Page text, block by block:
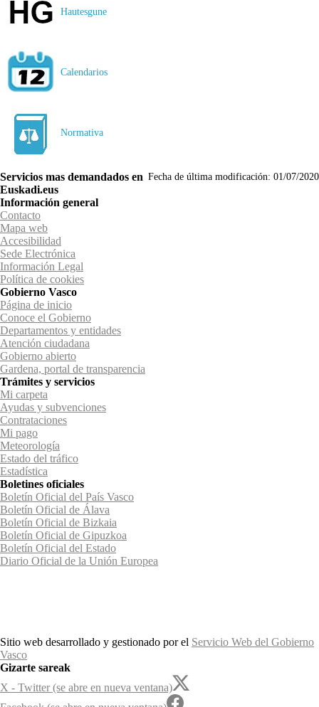
Hautesgune
Calendarios
Normativa
Fecha de última modificación: 01/07/2020
Servicios mas demandados en
Euskadi.eus
Información general
Contacto
Mapa web
Accesibilidad
Sede Electrónica
Información Legal
Política de cookies
Gobierno Vasco
Página de inicio
Conoce el Gobierno
Departamentos y entidades
Atención ciudadana
Gobierno abierto
Gardena, portal de transparencia
Trámites y servicios
Mi carpeta
Ayudas y subvenciones
Contrataciones
Mi pago
Meteorología
Estado del tráfico
Estadística
Boletines oficiales
Boletín Oficial del País Vasco
Boletín Oficial de Álava
Boletín Oficial de Bizkaia
Boletín Oficial de Gipuzkoa
Boletín Oficial del Estado
Diario Oficial de la Unión Europea
Sitio web desarrollado y gestionado por el Servicio Web del Gobierno
Vasco
Gizarte sareak
X - Twitter (se abre en nueva ventana)